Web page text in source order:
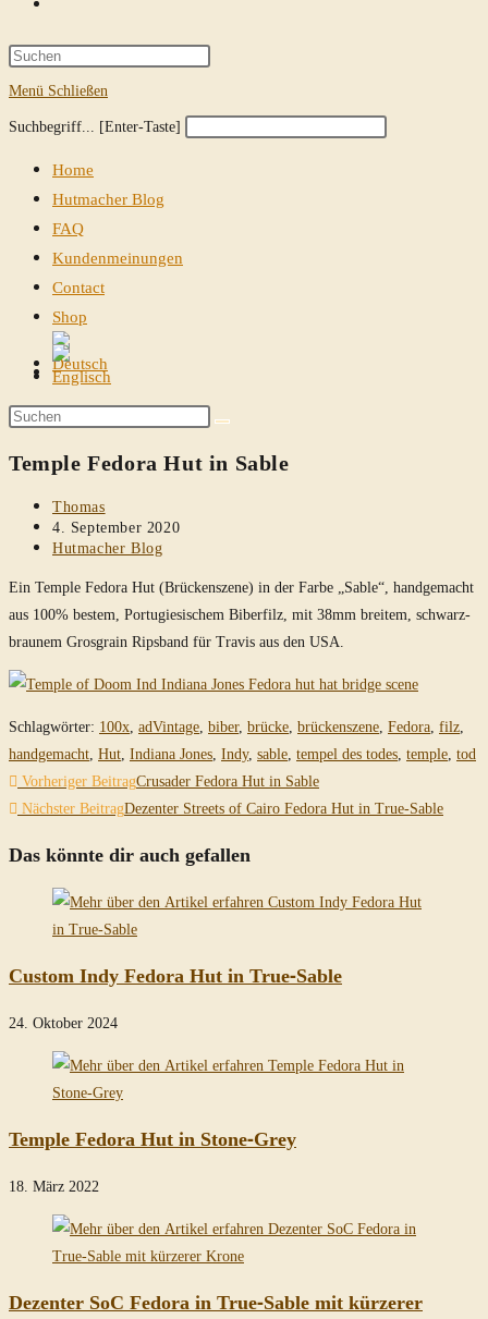
Suche
umschalten
Press
close
Menü Schließen
Diese
durchsuchen
Suchbegriff... [Enter-Taste]
Press
Home
Hutmacher Blog
FAQ
Kundenmeinungen
Contact
Shop
Website-
Suche
umschalten
Diese
durchsuchen
Temple Fedora Hut in Sable
Beitrags-
Autor:
Thomas
Beitrag
veröffentlicht:
4. September 2020
Beitrags-
Hutmacher Blog
Ein Temple Fedora Hut (Brückenszene) in der Farbe „Sable“, handgemacht
aus 100% bestem, Portugiesischem Biberfilz, mit 38mm breitem, schwarz-
braunem Grosgrain Ripsband für Travis aus den USA.
Schlagwörter: 100x, adVintage, biber, brücke, brückenszene, Fedora, filz,
handgemacht, Hut, Indiana Jones, Indy, sable, tempel des todes, temple, tod
Weitere
Artikel
ansehen
Vorheriger BeitragCrusader Fedora Hut in Sable
Nächster BeitragDezenter Streets of Cairo Fedora Hut in True-Sable
Das könnte dir auch gefallen
Custom Indy Fedora Hut in True-Sable
24. Oktober 2024
Temple Fedora Hut in Stone-Grey
18. März 2022
Dezenter SoC Fedora in True-Sable mit kürzerer